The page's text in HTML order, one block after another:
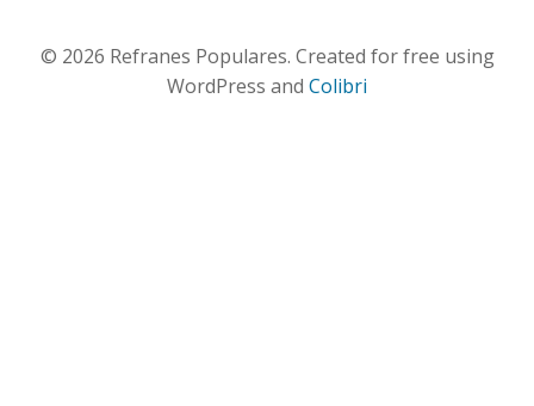
© 2026 Refranes Populares. Created for free using
WordPress and Colibri